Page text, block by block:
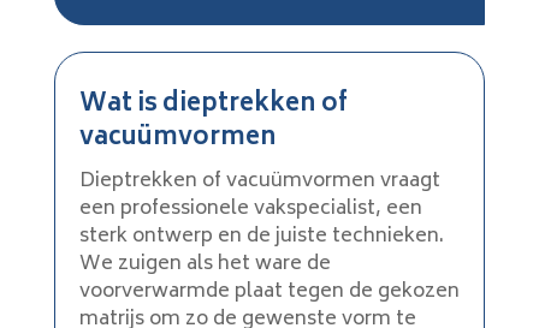
Wat is dieptrekken of
vacuümvormen
Dieptrekken of vacuümvormen vraagt
een professionele vakspecialist, een
sterk ontwerp en de juiste technieken.
We zuigen als het ware de
voorverwarmde plaat tegen de gekozen
matrijs om zo de gewenste vorm te